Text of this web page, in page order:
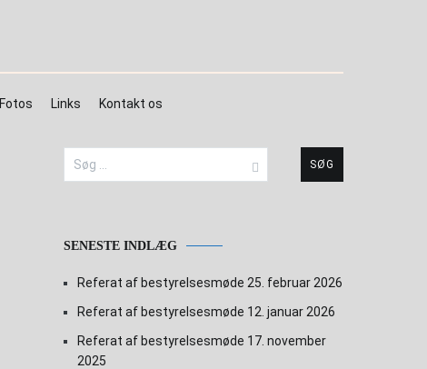
Fotos Links Kontakt os
Søg
efter:
SENESTE INDLÆG
Referat af bestyrelsesmøde 25. februar 2026
Referat af bestyrelsesmøde 12. januar 2026
Referat af bestyrelsesmøde 17. november
2025